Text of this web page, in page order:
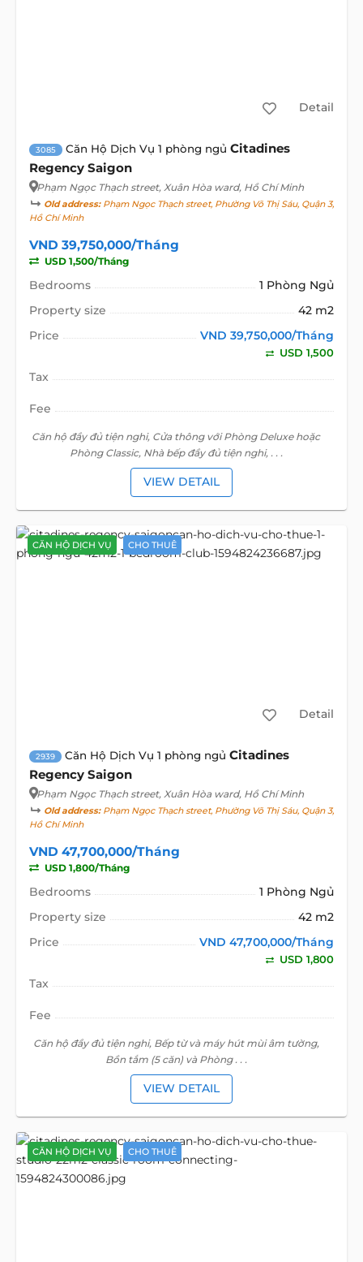
Detail
3085 Căn Hộ Dịch Vụ 1 phòng ngủ Citadines
Regency Saigon
Phạm Ngọc Thạch street, Xuân Hòa ward, Hồ Chí Minh
Old address:Phạm Ngọc Thạch street, Phường Võ Thị Sáu, Quận 3,
Hồ Chí Minh
VND 39,750,000/Tháng
USD 1,500/Tháng
Bedrooms
1 Phòng Ngủ
Property size
42 m2
Price
VND 39,750,000/Tháng
USD 1,500
Tax
Fee
Căn hộ đầy đủ tiện nghi, Cửa thông với Phòng Deluxe hoặc
Phòng Classic, Nhà bếp đầy đủ tiện nghi, . . .
VIEW DETAIL
CĂN HỘ DỊCH VỤ CHO THUÊ
Detail
2939 Căn Hộ Dịch Vụ 1 phòng ngủ Citadines
Regency Saigon
Phạm Ngọc Thạch street, Xuân Hòa ward, Hồ Chí Minh
Old address:Phạm Ngọc Thạch street, Phường Võ Thị Sáu, Quận 3,
Hồ Chí Minh
VND 47,700,000/Tháng
USD 1,800/Tháng
Bedrooms
1 Phòng Ngủ
Property size
42 m2
Price
VND 47,700,000/Tháng
USD 1,800
Tax
Fee
Căn hộ đầy đủ tiện nghi, Bếp từ và máy hút mùi âm tường,
Bồn tắm (5 căn) và Phòng . . .
VIEW DETAIL
CĂN HỘ DỊCH VỤ CHO THUÊ